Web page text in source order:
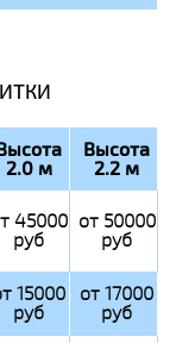
2.0 м
Высота
2.2 м
45000
руб
от 50000
руб
15000
руб
от 17000
руб